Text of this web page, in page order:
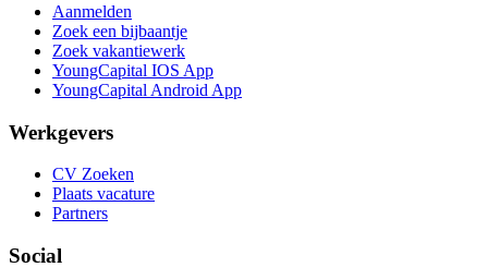
Aanmelden
Zoek een bijbaantje
Zoek vakantiewerk
YoungCapital IOS App
YoungCapital Android App
Werkgevers
CV Zoeken
Plaats vacature
Partners
Social